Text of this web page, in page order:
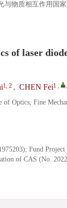
与物质相互作用国
of laser
1, 2 , CHEN Fei1 , ,
Optics, Fine
Fund
of CAS (No.